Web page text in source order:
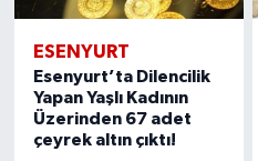
ESENYURT
Esenyurt’ta Dilencilik
Yapan Yaşlı Kadının
Üzerinden 67 adet
çeyrek altın çıktı!